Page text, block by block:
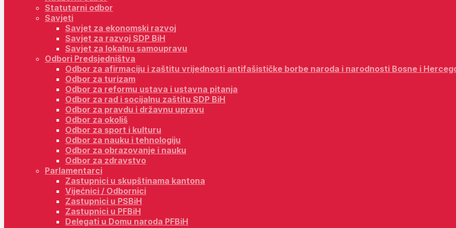
Statutarni odbor
Savjeti
Savjet za ekonomski razvoj
Savjet za razvoj SDP BiH
Savjet za lokalnu samoupravu
Odbori Predsjedništva
Odbor za afirmaciju i zaštitu vrijednosti antifašističke borbe naroda i narodnosti Bosne i
Odbor za turizam
Odbor za reformu ustava i ustavna pitanja
Odbor za rad i socijalnu zaštitu SDP BiH
Odbor za pravdu i državnu upravu
Odbor za okoliš
Odbor za sport i kulturu
Odbor za nauku i tehnologiju
Odbor za obrazovanje i nauku
Odbor za zdravstvo
Parlamentarci
Zastupnici u skupštinama kantona
Vijećnici / Odbornici
Zastupnici u PSBiH
Zastupnici u PFBiH
Delegati u Domu naroda PFBiH